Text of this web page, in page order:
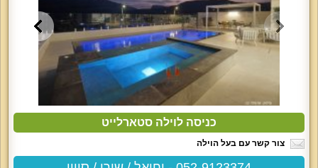
כניסה לוילה סטארלייט
צור קשר עם בעל הוילה